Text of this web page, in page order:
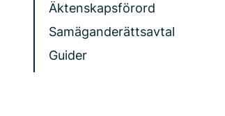
Äktenskapsförord
Samäganderättsavtal
Guider